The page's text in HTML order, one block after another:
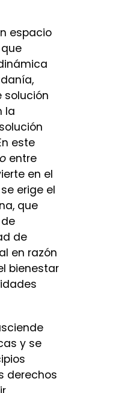
espacio
solución
la
este
entre
en el
erige el
que
de
en razón
bienestar
y se
derechos